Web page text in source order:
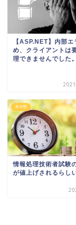
【ASP.NET】内部エ
め、クライアントは
理できませんでした。
2021
未分類
情報処理技術者試験
が値上げされるらし